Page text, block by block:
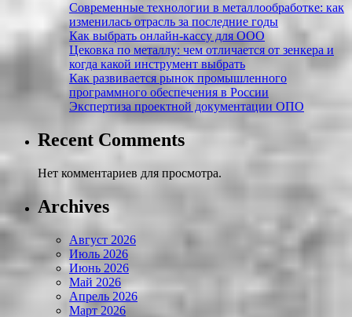
Современные технологии в металлообработке: как
изменилась отрасль за последние годы
Как выбрать онлайн-кассу для ООО
Цековка по металлу: чем отличается от зенкера и
когда какой инструмент выбрать
Как развивается рынок промышленного
программного обеспечения в России
Экспертиза проектной документации ОПО
Recent Comments
Нет комментариев для просмотра.
Archives
Август 2026
Июль 2026
Июнь 2026
Май 2026
Апрель 2026
Март 2026